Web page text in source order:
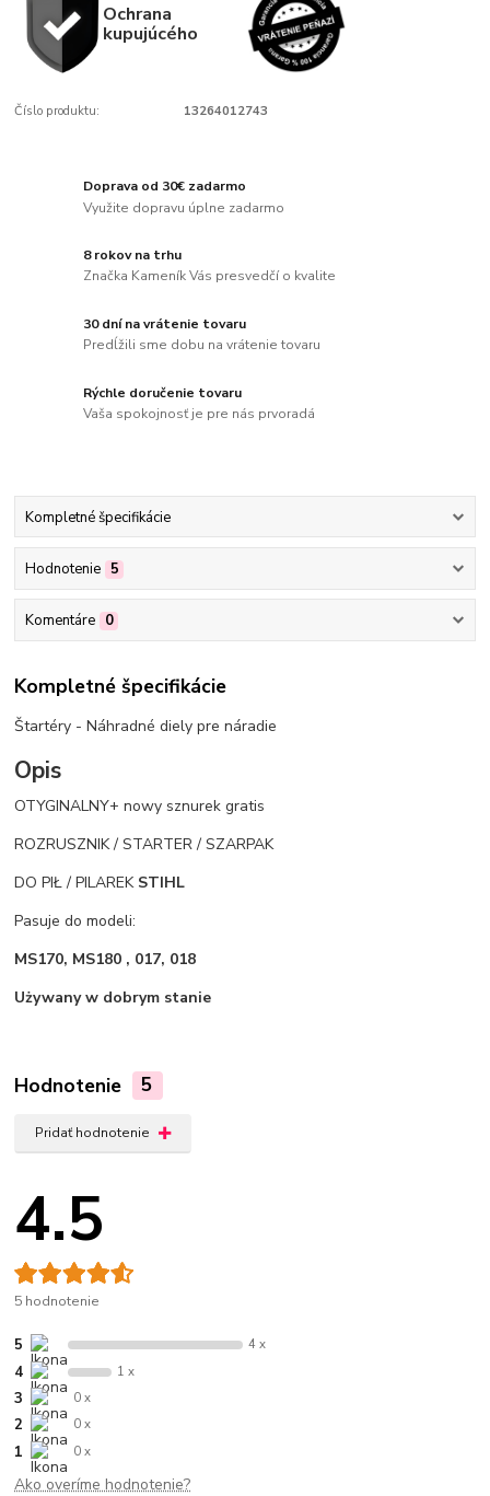
Ochrana
kupujúcého
Číslo produktu: 13264012743
Doprava od 30€ zadarmo
Využite dopravu úplne zadarmo
8 rokov na trhu
Značka Kameník Vás presvedčí o kvalite
30 dní na vrátenie tovaru
Predĺžili sme dobu na vrátenie tovaru
Rýchle doručenie tovaru
Vaša spokojnosť je pre nás prvoradá
Kompletné špecifikácie
Hodnotenie 5
Komentáre 0
Kompletné špecifikácie
Štartéry - Náhradné diely pre náradie
Opis
OTYGINALNY+ nowy sznurek gratis
ROZRUSZNIK / STARTER / SZARPAK
DO PIŁ / PILAREK STIHL
Pasuje do modeli:
MS170, MS180 , 017, 018
Używany w dobrym stanie
Hodnotenie 5
Pridať hodnotenie
4.5
5 hodnotenie
5 4 x
4 1 x
3 0 x
2 0 x
1 0 x
Ako overíme hodnotenie?